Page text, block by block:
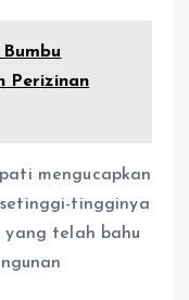
Perizinan
mengucapkan
tingginya
yang telah bahu